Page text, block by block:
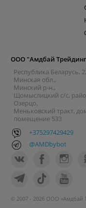
ООО "Амдбай
Республика Беларусь,
Минская обл.,
Минский р-н.,
Щомыслицкий с/с,
Озерцо,
Меньковский тракт,
помещение 533
+375297429429
@AMDbybot
© 2007 - 2026 ООО «Амдбай